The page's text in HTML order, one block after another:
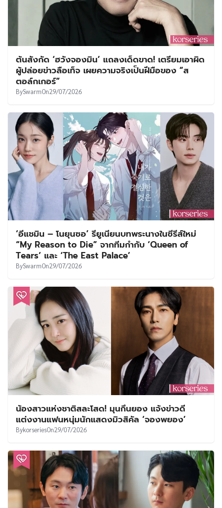
ต้นสังกัด ‘ฮวังจองมิน’ แถลงเด็ดขาด! เตรียมเอาผิด
ผู้ปล่อยข่าวลือเท็จ เผยความจริงเป็นฝีมือของ “ส
ตอล์กเกอร์”
BySwarmOn29/07/2026
‘อีแชมิน – โนยุนซอ’ รียูเนียนบทพระนางในซีรีส์ใหม่
“My Reason to Die” จากทีมกำกับ ‘Queen of
Tears’ และ ‘The East Palace’
BySwarmOn29/07/2026
น้องสาวแห่งชาติสละโสด! มุนกึนยอง แจ้งข่าวดี
แต่งงานแฟนหนุ่มนักแสดงมิวสิคัล ‘จองพยอง’
BykorseriesOn29/07/2026